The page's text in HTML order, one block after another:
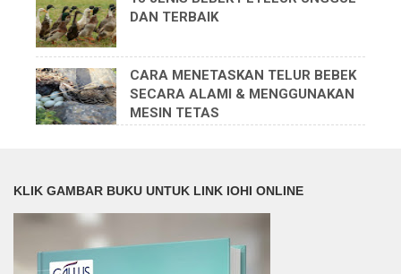
DAN TERBAIK
CARA MENETASKAN TELUR BEBEK
SECARA ALAMI & MENGGUNAKAN
MESIN TETAS
KLIK GAMBAR BUKU UNTUK LINK IOHI ONLINE